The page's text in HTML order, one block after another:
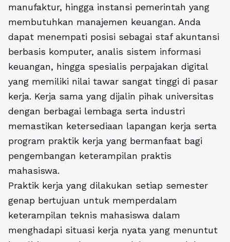
manufaktur, hingga instansi pemerintah yang
membutuhkan manajemen keuangan. Anda
dapat menempati posisi sebagai staf akuntansi
berbasis komputer, analis sistem informasi
keuangan, hingga spesialis perpajakan digital
yang memiliki nilai tawar sangat tinggi di pasar
kerja. Kerja sama yang dijalin pihak universitas
dengan berbagai lembaga serta industri
memastikan ketersediaan lapangan kerja serta
program praktik kerja yang bermanfaat bagi
pengembangan keterampilan praktis
mahasiswa.
Praktik kerja yang dilakukan setiap semester
genap bertujuan untuk memperdalam
keterampilan teknis mahasiswa dalam
menghadapi situasi kerja nyata yang menuntut